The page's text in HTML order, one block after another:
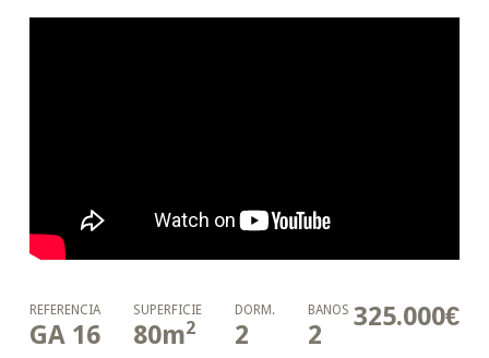
325.000€
REFERENCIA
GA 16
SUPERFICIE
80m2
DORM.
2
BAÑOS
2